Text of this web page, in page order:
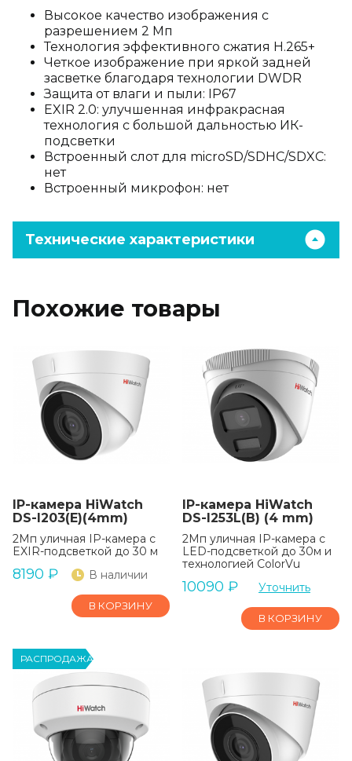
Высокое качество изображения с
разрешением 2 Мп
Технология эффективного сжатия H.265+
Четкое изображение при яркой задней
засветке благодаря технологии DWDR
Защита от влаги и пыли: IP67
EXIR 2.0: улучшенная инфракрасная
технология с большой дальностью ИК-
подсветки
Встроенный слот для microSD/SDHC/SDXC:
нет
Встроенный микрофон: нет
Технические характеристики
Похожие товары
IP-камера HiWatch
DS-I203(E)(4mm)
2Мп уличная IP-камера с
EXIR-подсветкой до 30 м
8190 ₽ В наличии
В КОРЗИНУ
IP-камера HiWatch
DS-I253L(B) (4 mm)
2Мп уличная IP-камера с
LED-подсветкой до 30м и
технологией ColorVu
10090 ₽ Уточнить
В КОРЗИНУ
РАСПРОДАЖА